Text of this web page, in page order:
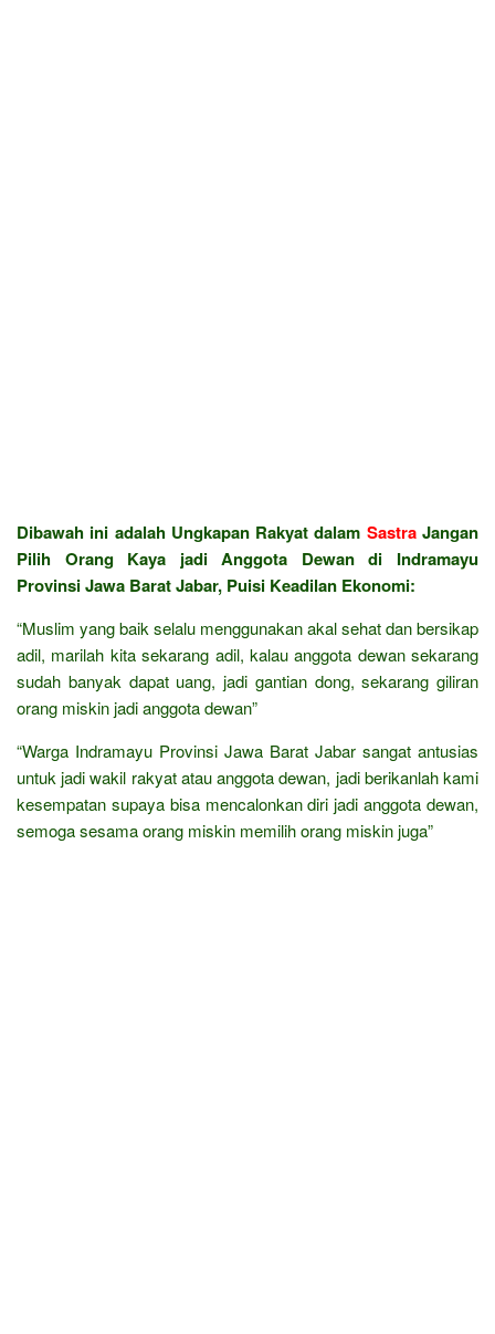
Dibawah ini adalah Ungkapan Rakyat dalam SastraJangan
Pilih Orang Kaya jadi Anggota Dewan di Indramayu
Provinsi Jawa Barat Jabar, Puisi Keadilan Ekonomi:
“Muslim yang baik selalu menggunakan akal sehat dan bersikap
adil, marilah kita sekarang adil, kalau anggota dewan sekarang
sudah banyak dapat uang, jadi gantian dong, sekarang giliran
orang miskin jadi anggota dewan”
“Warga Indramayu Provinsi Jawa Barat Jabar sangat antusias
untuk jadi wakil rakyat atau anggota dewan, jadi berikanlah kami
kesempatan supaya bisa mencalonkan diri jadi anggota dewan,
semoga sesama orang miskin memilih orang miskin juga”